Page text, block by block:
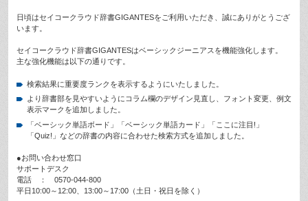
日頃はセイコークラウド辞書GIGANTESをご利用いただき、誠にありがとうござ
います。
セイコークラウド辞書GIGANTESはベーシックジーニアスを機能強化します。
主な強化機能は以下の通りです。
検索結果に重要度ランクを表示するようにいたしました。
より辞書部を見やすいようにコラム欄のデザイン見直し、フォント変更、例文
表示マークを追加しました。
「ベーシック単語ボード」「ベーシック単語カード」「ここに注目!」
「Quiz!」などの辞書の内容に合わせた検索方式を追加しました。
●お問い合わせ窓口
サポートデスク
電話 ： 0570-044-800
平日10:00～12:00、13:00～17:00（土日・祝日を除く）